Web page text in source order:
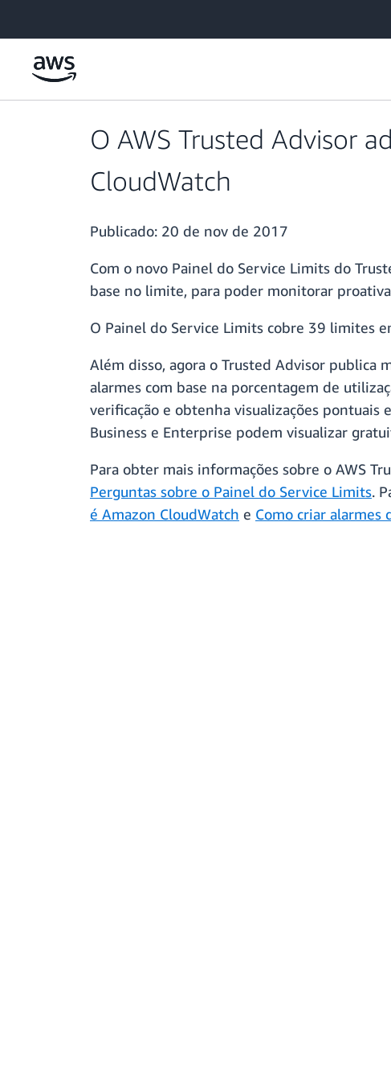
O AWS Trusted Advisor
CloudWatch
Publicado: 20 de nov de 2017
Com o novo Painel do Service Limits do
base no limite, para poder monitorar
O Painel do Service Limits cobre 39 limites
Além disso, agora o Trusted Advisor publica
alarmes com base na porcentagem de
verificação e obtenha visualizações pontuais
Business e Enterprise podem visualizar
Para obter mais informações sobre o AWS
Perguntas sobre o Painel do Service Limits.
é Amazon CloudWatch e Como criar alarmes